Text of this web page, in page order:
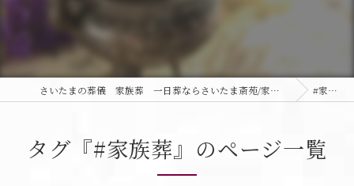
さいたまの葬儀 家族葬 一日葬ならさいたま斎苑/家族葬ホールさくら草会館 #家族葬
タグ『#家族葬』のページ一覧